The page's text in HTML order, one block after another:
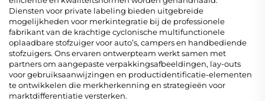
Diensten voor private labeling bieden uitgebreide
mogelijkheden voor merkintegratie bij de professionele
fabrikant van de krachtige cyclonische multifunctionele
oplaadbare stofzuiger voor auto’s, campers en handbediende
stofzuigers. Ons ervaren ontwerpteam werkt samen met
partners om aangepaste verpakkingsafbeeldingen, lay-outs
voor gebruiksaanwijzingen en productidentificatie-elementen
te ontwikkelen die merkherkenning en strategieën voor
marktdifferentiatie versterken.